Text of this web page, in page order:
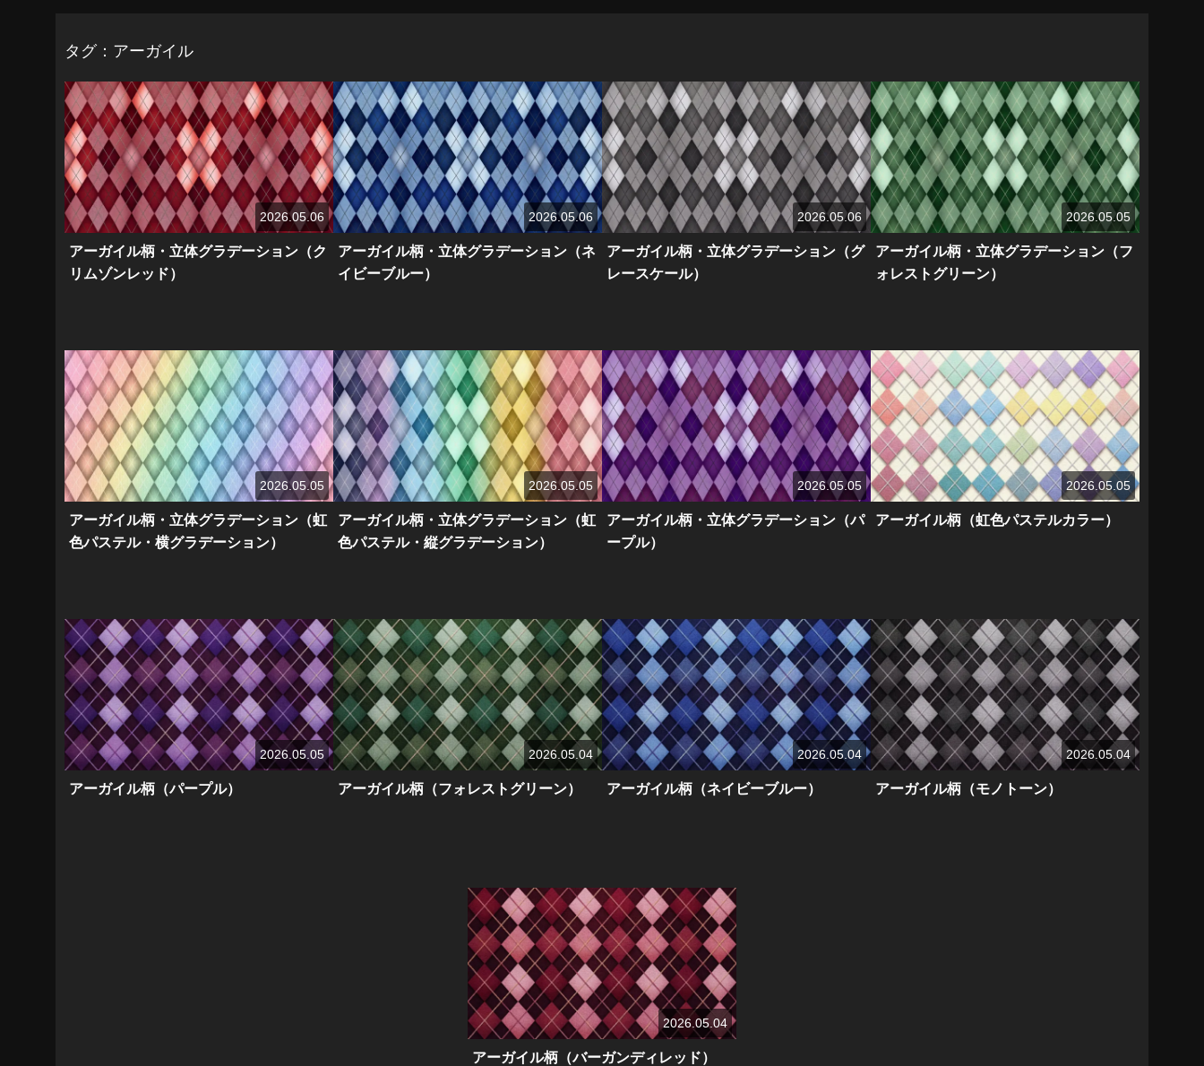
タグ：アーガイル
2026.05.06
アーガイル柄・立体グラデーション（ク
リムゾンレッド）
2026.05.06
アーガイル柄・立体グラデーション（ネ
イビーブルー）
2026.05.06
アーガイル柄・立体グラデーション（グ
レースケール）
2026.05.05
アーガイル柄・立体グラデーション（フ
ォレストグリーン）
2026.05.05
アーガイル柄・立体グラデーション（虹
色パステル・横グラデーション）
2026.05.05
アーガイル柄・立体グラデーション（虹
色パステル・縦グラデーション）
2026.05.05
アーガイル柄・立体グラデーション（パ
ープル）
2026.05.05
アーガイル柄（虹色パステルカラー）
2026.05.05
アーガイル柄（パープル）
2026.05.04
アーガイル柄（フォレストグリーン）
2026.05.04
アーガイル柄（ネイビーブルー）
2026.05.04
アーガイル柄（モノトーン）
2026.05.04
アーガイル柄（バーガンディレッド）